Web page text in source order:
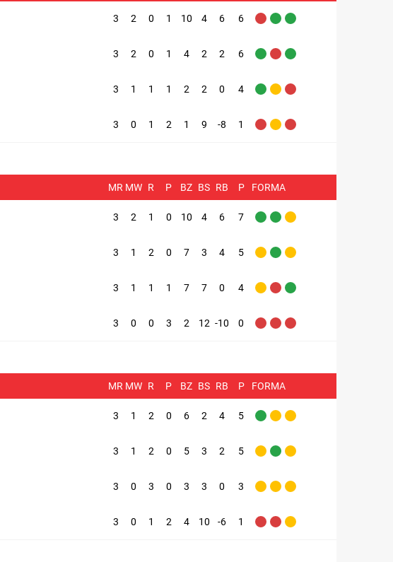
3 2 0 1 10 4 6 6
3 2 0 1 4 2 2 6
3 1 1 1 2 2 0 4
3 0 1 2 1 9 -8 1
MR MW R P BZ BS RB P FORMA
3 2 1 0 10 4 6 7
3 1 2 0 7 3 4 5
3 1 1 1 7 7 0 4
3 0 0 3 2 12 -10 0
MR MW R P BZ BS RB P FORMA
3 1 2 0 6 2 4 5
3 1 2 0 5 3 2 5
3 0 3 0 3 3 0 3
3 0 1 2 4 10 -6 1